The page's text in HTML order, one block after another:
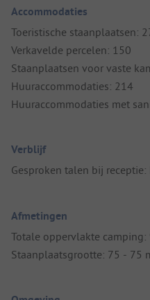
Accommodaties
Toeristische staanplaatsen:
Verkavelde percelen: 150
Staanplaatsen voor vaste
Huuraccommodaties: 214
Huuraccommodaties met
Verblijf
Gesproken talen bij
Afmetingen
Totale oppervlakte camping:
Staanplaatsgrootte: 75 - 75